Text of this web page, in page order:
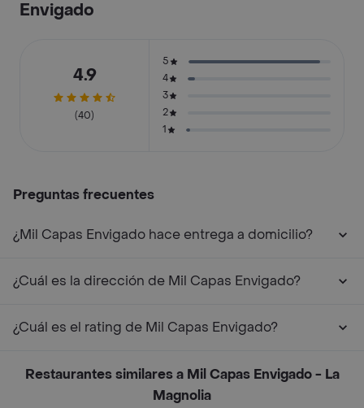
Envigado
4.9
(40)
5
4
3
2
1
Preguntas frecuentes
¿Mil Capas Envigado hace entrega a domicilio?
¿Cuál es la dirección de Mil Capas Envigado?
¿Cuál es el rating de Mil Capas Envigado?
Restaurantes similares a Mil Capas Envigado - La
Magnolia